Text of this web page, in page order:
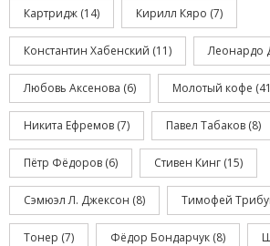
Картридж (14) Кирилл Кяро (7)
Константин Хабенский (11) Леонардо
Любовь Аксенова (6) Молотый кофе
Никита Ефремов (7) Павел Табаков (8)
Пётр Фёдоров (6) Стивен Кинг (15)
Сэмюэл Л. Джексон (8) Тимофей
Тонер (7) Фёдор Бондарчук (8)